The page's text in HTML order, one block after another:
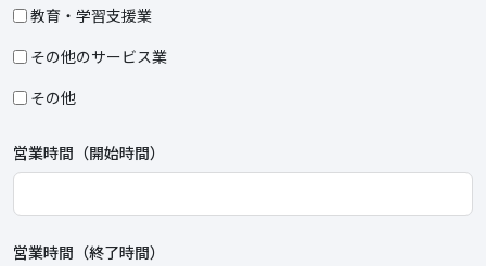
教育・学習支援業
その他のサービス業
その他
営業時間（開始時間）
営業時間（終了時間）